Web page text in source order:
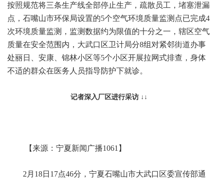
按照规范将三条生产线全部停止生产，疏散员工，堵塞泄漏
点，石嘴山市环保局设置的5个空气环境质量监测点已完成4
次环境质量监测，监测数据约为限值的十分之一，辖区空气
质量在安全范围内，大武口区卫计局分8组对紧邻街道办事
处丽日、安康、锦林小区等5个小区开展拉网式排查，身体
不适的群众在医务人员指导防护下就诊。
记者深入厂区进行采访 ↓↓
【来源：宁夏新闻广播1061】
2月18日17点46分，宁夏石嘴山市大武口区委宣传部通